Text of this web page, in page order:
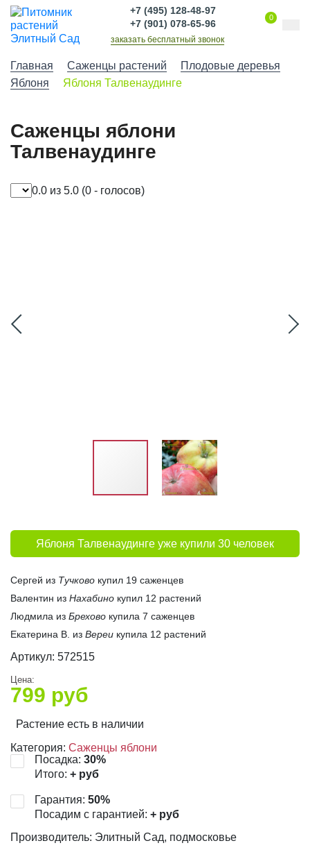
+7 (495) 128-48-97
+7 (901) 078-65-96
заказать бесплатный звонок
0
Главная Саженцы растений
Плодовые деревья
Яблоня
Яблоня Талвенаудинге
Саженцы яблони
Талвенаудинге
0.0 из 5.0 (0 - голосов)
Яблоня Талвенаудинге уже купили 30 человек
Сергей из Тучково купил 19 саженцев
Валентин из Нахабино купил 12 растений
Людмила из Брехово купила 7 саженцев
Екатерина В. из Вереи купила 12 растений
Артикул: 572515
Цена:
799 руб
Растение есть в наличии
Категория: Саженцы яблони
Посадка: 30%
Итого: + руб
Гарантия: 50%
Посадим с гарантией: + руб
Производитель: Элитный Сад, подмосковье